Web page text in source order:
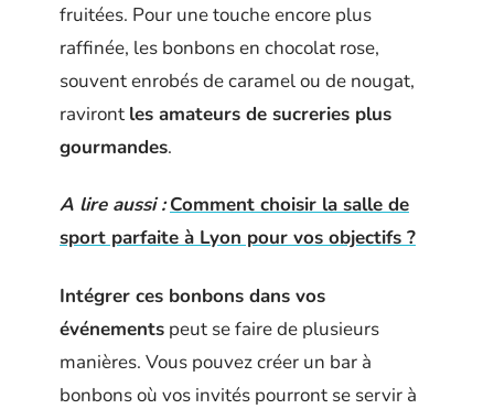
fruitées. Pour une touche encore plus
raffinée, les bonbons en chocolat rose,
souvent enrobés de caramel ou de nougat,
raviront les amateurs de sucreries plus
gourmandes.
A lire aussi : Comment choisir la salle de
sport parfaite à Lyon pour vos objectifs ?
Intégrer ces bonbons dans vos
événements peut se faire de plusieurs
manières. Vous pouvez créer un bar à
bonbons où vos invités pourront se servir à